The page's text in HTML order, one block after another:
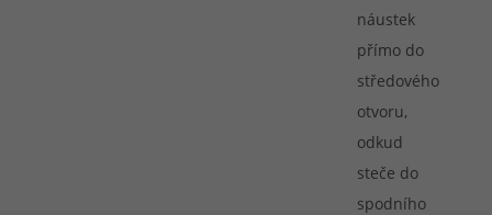
náustek
přímo do
středového
otvoru,
odkud
steče do
spodního